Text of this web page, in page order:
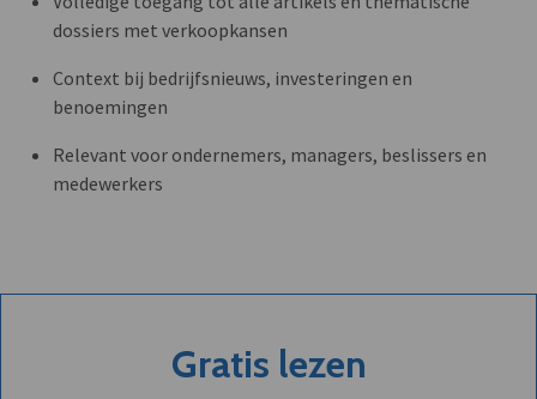
dossiers met verkoopkansen
Context bij bedrijfsnieuws, investeringen en
benoemingen
Relevant voor ondernemers, managers, beslissers en
medewerkers
Gratis lezen